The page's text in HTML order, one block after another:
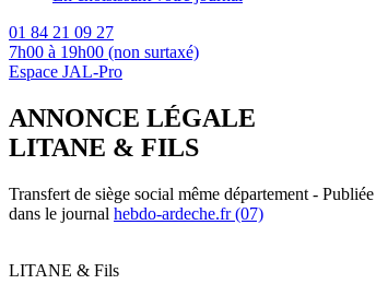
01 84 21 09 27
7h00 à 19h00 (non surtaxé)
Espace JAL-Pro
ANNONCE LÉGALE
LITANE & FILS
Transfert de siège social même département -
dans le journal hebdo-ardeche.fr (07)
LITANE & Fils